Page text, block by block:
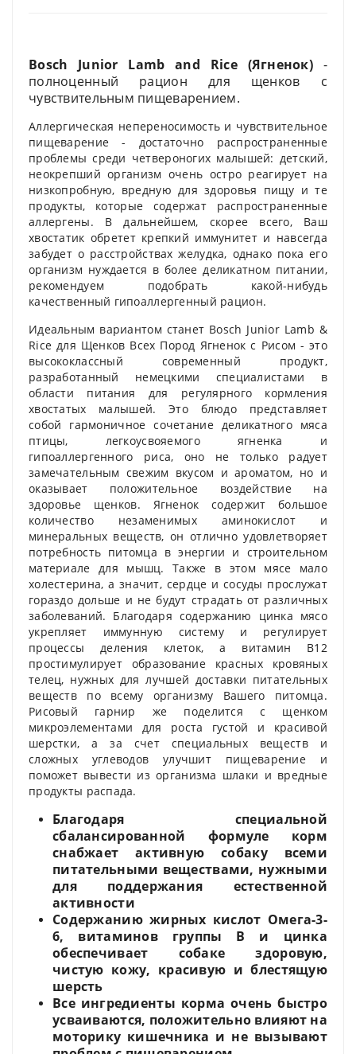
Bosch Junior Lamb and Rice (Ягненок) -
полноценный рацион для щенков с
чувствительным пищеварением.
Аллергическая непереносимость и чувствительное
пищеварение - достаточно распространенные
проблемы среди четвероногих малышей: детский,
неокрепший организм очень остро реагирует на
низкопробную, вредную для здоровья пищу и те
продукты, которые содержат распространенные
аллергены. В дальнейшем, скорее всего, Ваш
хвостатик обретет крепкий иммунитет и навсегда
забудет о расстройствах желудка, однако пока его
организм нуждается в более деликатном питании,
рекомендуем подобрать какой-нибудь
качественный гипоаллергенный рацион.
Идеальным вариантом станет Bosch Junior Lamb &
Rice для Щенков Всех Пород Ягненок с Рисом - это
высококлассный современный продукт,
разработанный немецкими специалистами в
области питания для регулярного кормления
хвостатых малышей. Это блюдо представляет
собой гармоничное сочетание деликатного мяса
птицы, легкоусвояемого ягненка и
гипоаллергенного риса, оно не только радует
замечательным свежим вкусом и ароматом, но и
оказывает положительное воздействие на
здоровье щенков. Ягненок содержит большое
количество незаменимых аминокислот и
минеральных веществ, он отлично удовлетворяет
потребность питомца в энергии и строительном
материале для мышц. Также в этом мясе мало
холестерина, а значит, сердце и сосуды прослужат
гораздо дольше и не будут страдать от различных
заболеваний. Благодаря содержанию цинка мясо
укрепляет иммунную систему и регулирует
процессы деления клеток, а витамин В12
простимулирует образование красных кровяных
телец, нужных для лучшей доставки питательных
веществ по всему организму Вашего питомца.
Рисовый гарнир же поделится с щенком
микроэлементами для роста густой и красивой
шерстки, а за счет специальных веществ и
сложных углеводов улучшит пищеварение и
поможет вывести из организма шлаки и вредные
продукты распада.
Благодаря специальной
сбалансированной формуле корм
снабжает активную собаку всеми
питательными веществами, нужными
для поддержания естественной
активности
Содержанию жирных кислот Омега-3-
6, витаминов группы В и цинка
обеспечивает собаке здоровую,
чистую кожу, красивую и блестящую
шерсть
Все ингредиенты корма очень быстро
усваиваются, положительно влияют на
моторику кишечника и не вызывают